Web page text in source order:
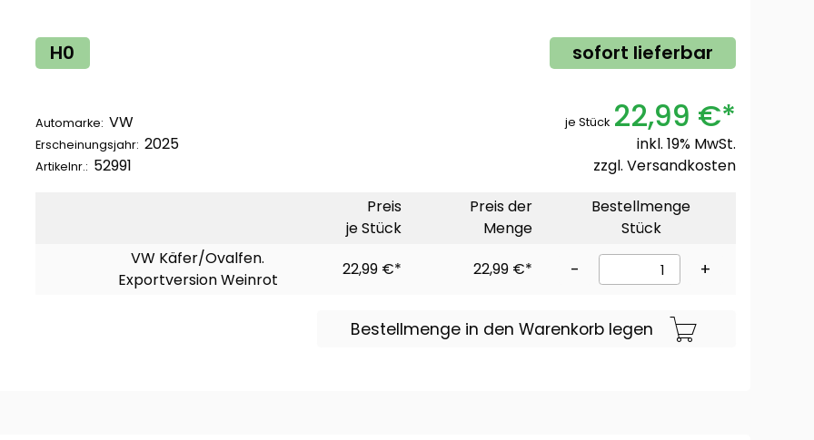
H0 sofort lieferbar
Automarke: VW
Erscheinungsjahr: 2025
Artikelnr.: 52991
je Stück 22,99 €*
inkl. 19% MwSt.
zzgl. Versandkosten
Preis
je Stück
Preis der
Menge
Bestellmenge
Stück
VW Käfer/Ovalfen.
Exportversion Weinrot
22,99 €* 22,99 €* - +
Bestellmenge in den Warenkorb legen